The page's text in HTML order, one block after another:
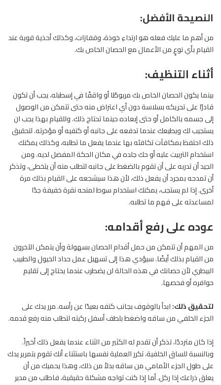
النصيحة الأفضل:
من أهم ما عليك فعله هو ارتداءِ خوذة، وقفازات، وكذلك أحذية قوية عند
القيام بأي نوعٍ من الأعمال معالحصانالخاص بك.
أثناء التنظيف:
بينما يكون الحصان الخاص بك مربوطًا أو واقفًا في إسطبله، يجب أن تكون
قادرًا على تحريكه بسلاسة دون أي اعتراض منه حتى تتمكن من الوصول
إلى جسمه بالكامل أو حتى إبعاده حينما تحتاج ذلك. وللقيام بهذا يجب ان
يستجيب لك ويطيعك عندما تدفعه على جانبه أو كتفيه أو مؤخرته. لتحقيق
ذلك احتفظ بمكافآت تكافئه بها عندما يفعل ما تطلبه، وكذلك يمكنك
استخدام التربيت عليه أو حك جلده في مكان الحكة المفضل لديه. ومن
الجيد أن تدربه على أن تقوم بالضغط على جانبه لتطلب منه أن يتخطى، وتذكر
أن تمدحه بمجرد أن يفعل ذلك، لأن هذا سيشجعه على القيام بذلك مرة
أخرى. إذا لم يستجب، يمكنك استخدام سوط لمنحه نقرة خفيفة جدًا
لمساعدته على فهم ما تطلبه.
عوده على رفع أقدامه:
من المهم أن تتمكن من حمل أقدامالحصانبسهولة وأن يتمكن الآخرون
من القيام بذلك أيضًا. سيؤدي هذا إلى تسهيل عمل حداد الخيول والطبيب
البيطري لأن حصانك في هذه الحالة لن يضطرب عندما يحتاج إلى تقليم
حوافره أو فحصها.
لتحقيق ذلك:ابدأ بالوقوف بجانب كتفه بعيدًا عن رأسه. مرر يدك على
الجزء الخلفي من ساقه واضغط بلطف أسفل ركبته لتطلب منه رفع قدمه.
إذا كان مترددًا، تذكر أن تقدم له الكثير من الثناء عندما يفعل ذلك أخيراً.
وبالنسبة للساق الخلفية، تكرر العملية نفسها باستثناء أنك تقوم بتمرير يدك
على طول الجزء الأمامي من ساقه بدلاً من ذلك، وهذا يحميك من أن
يعلق ذراعك إذا ركل. أما إذا كنت تواجه مشكلة حقيقية، فاطلب من مدير